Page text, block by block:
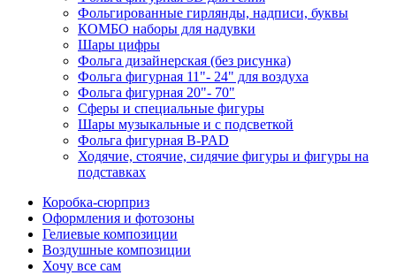
Фольгированные гирлянды, надписи, буквы
КОМБО наборы для надувки
Шары цифры
Фольга дизайнерская (без рисунка)
Фольга фигурная 11"- 24" для воздуха
Фольга фигурная 20"- 70"
Сферы и специальные фигуры
Шары музыкальные и с подсветкой
Фольга фигурная B-PAD
Ходячие, стоячие, сидячие фигуры и фигуры на
подставках
Коробка-сюрприз
Оформления и фотозоны
Гелиевые композиции
Воздушные композиции
Хочу все сам